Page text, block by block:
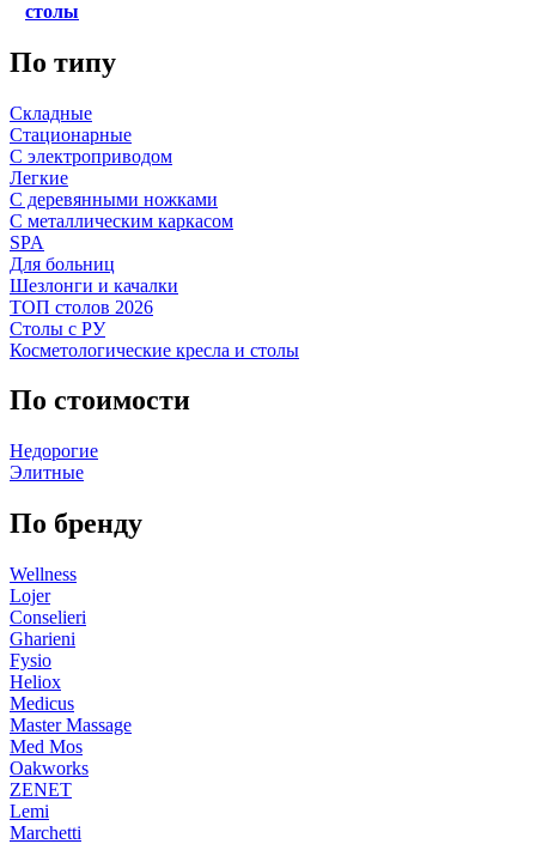
столы
По типу
Складные
Стационарные
С электроприводом
Легкие
С деревянными ножками
С металлическим каркасом
SPA
Для больниц
Шезлонги и качалки
ТОП столов 2026
Столы с РУ
Косметологические кресла и столы
По стоимости
Недорогие
Элитные
По бренду
Wellness
Lojer
Conselieri
Gharieni
Fysio
Heliox
Medicus
Master Massage
Med Mos
Oakworks
ZENET
Lemi
Marchetti